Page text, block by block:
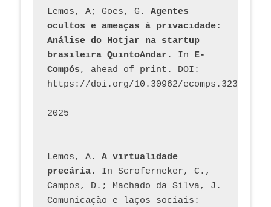
Lemos, A; Goes, G. Agentes
ocultos e ameaças à privacidade:
Análise do Hotjar na startup
brasileira QuintoAndar . In E-
Compós, ahead of print. DOI:
https://doi.org/10.30962/ecomps.3231
2025
Lemos, A. A virtualidade
precária. In Scroferneker, C.,
Campos, D.; Machado da Silva, J.
Comunicação e laços sociais: